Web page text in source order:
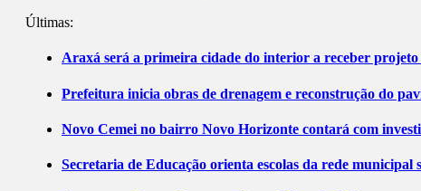
Últimas:
Araxá será a primeira cidade do interior a receber
Prefeitura inicia obras de drenagem e reconstrução do
Novo Cemei no bairro Novo Horizonte contará com
Secretaria de Educação orienta escolas da rede